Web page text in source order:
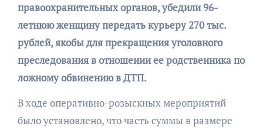
правоохранительных органов, убедили 96-
летнюю женщину передать курьеру 270 тыс.
рублей, якобы для прекращения уголовного
преследования в отношении ее родственника по
ложному обвинению в ДТП.
В ходе оперативно-розыскных мероприятий
было установлено, что часть суммы в размере